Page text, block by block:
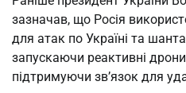
зазначав, що Росія
для атак по Україні та
запускаючи реактивні
підтримуючи зв’язок для